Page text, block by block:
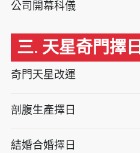
公司開幕科儀
三. 天星奇門擇日
奇門天星改運
剖腹生產擇日
結婚合婚擇日